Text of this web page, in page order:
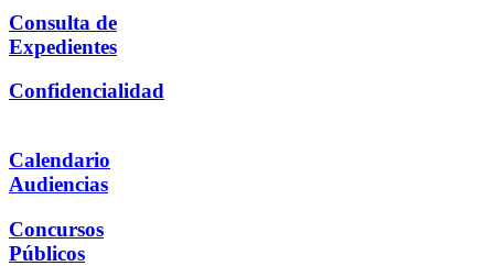
Consulta de
Expedientes
Confidencialidad
Calendario
Audiencias
Concursos
Públicos